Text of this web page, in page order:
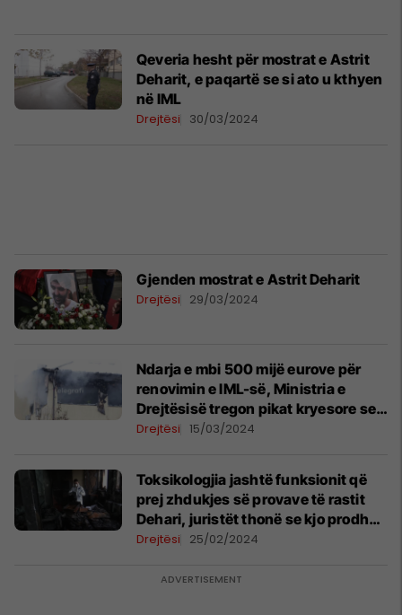
Qeveria hesht për mostrat e Astrit
Deharit, e paqartë se si ato u kthyen
në IML
Drejtësi 30/03/2024
Gjenden mostrat e Astrit Deharit
Drejtësi 29/03/2024
Ndarja e mbi 500 mijë eurove për
renovimin e IML-së, Ministria e
Drejtësisë tregon pikat kryesore se
ku do të investojnë
Drejtësi 15/03/2024
Toksikologjia jashtë funksionit që
prej zhdukjes së provave të rastit
Dehari, juristët thonë se kjo prodhon
pasoja
Drejtësi 25/02/2024